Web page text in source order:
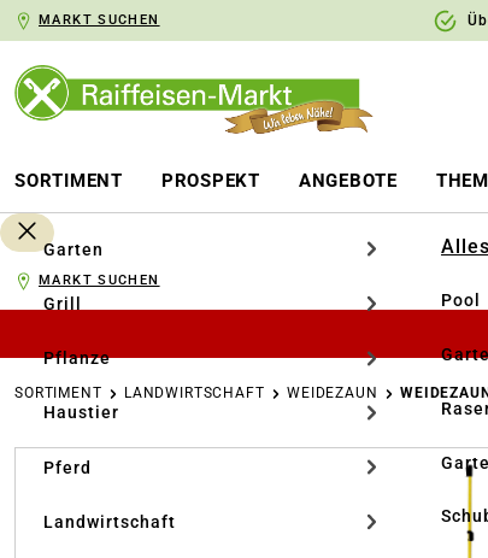
Zur Hauptnavigation springen
MARKT SUCHEN
SORTIMENT PROSPEKT ANGEBOTE
Garten
Grill
Pflanze
Haustier
Pferd
Landwirtschaft
Pool
MARKT SUCHEN
SORTIMENT LANDWIRTSCHAFT WEIDEZAUN
Bildergalerie überspringen